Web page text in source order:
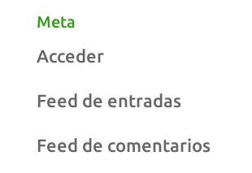
Meta
Acceder
Feed de entradas
Feed de comentarios